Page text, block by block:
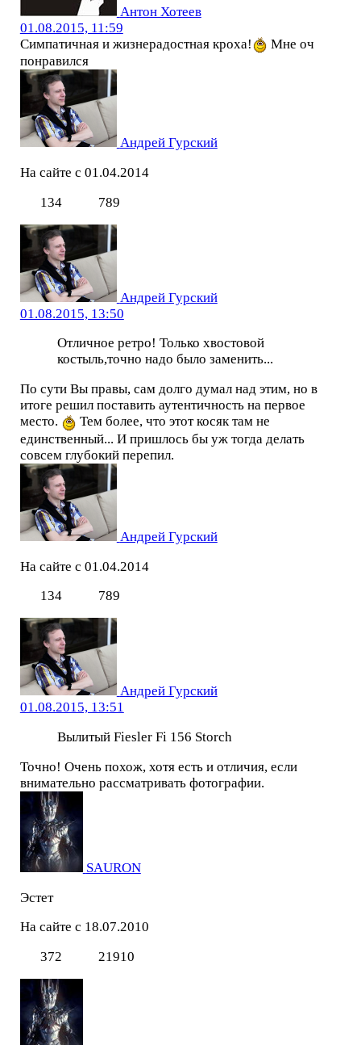
Антон Хотеев
01.08.2015, 11:59
Симпатичная и жизнерадостная кроха!
Мне оч
понравился
Андрей Гурский
На сайте с 01.04.2014
134
789
Андрей Гурский
01.08.2015, 13:50
Отличное ретро! Только хвостовой
костыль,точно надо было заменить...
По сути Вы правы, сам долго думал над этим, но в
итоге решил поставить аутентичность на первое
место.
Тем более, что этот косяк там не
единственный... И пришлось бы уж тогда делать
совсем глубокий перепил.
Андрей Гурский
На сайте с 01.04.2014
134
789
Андрей Гурский
01.08.2015, 13:51
Вылитый Fiesler Fi 156 Storch
Точно! Очень похож, хотя есть и отличия, если
внимательно рассматривать фотографии.
SAURON
Эстет
На сайте с 18.07.2010
372
21910